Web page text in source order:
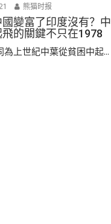
熊猫时报
變富了印度沒有？中
飛的關鍵不只在1978
為上世紀中葉從貧困中起...